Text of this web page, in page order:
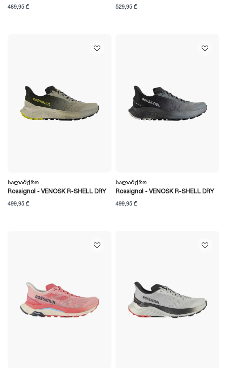
469,95 ₾ 529,95 ₾
Სალაშქრო
Rossignol - VENOSK R-SHELL DRY
499,95 ₾
Სალაშქრო
Rossignol - VENOSK R-SHELL DRY
499,95 ₾